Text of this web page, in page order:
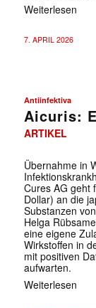
Weiterlesen
7. APRIL 2026
Antiinfektiva
Aicuris:
ARTIKEL
Übernahme in
Cures AG geht
Dollar) an die
Substanzen
Helga
eine eigene
Wirkstoffen in
mit positiven
aufwarten.
Weiterlesen